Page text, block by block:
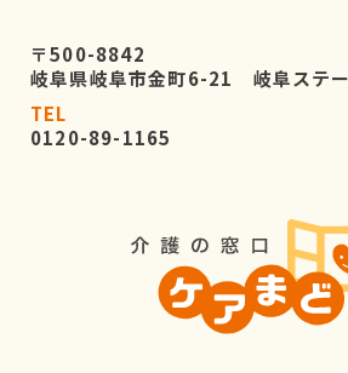
〒500-8842
岐阜県岐阜市金町6-21 岐阜ステ
TEL
0120-89-1165